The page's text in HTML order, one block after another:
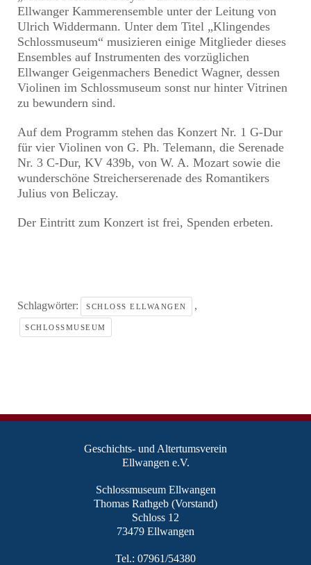
Ellwanger Kammerensemble unter der Leitung von
Ulrich Widdermann. Unter dem Titel „Klingendes
Schlossmuseum“ musizieren einige Mitglieder dieses
Ensembles auf Instrumenten des vorzüglichen
Ellwanger Geigenmachers Benedict Wagner, dessen
Violinen im Schlossmuseum sonst nur hinter Vitrinen
zu bewundern sind.
Auf dem Programm stehen das Konzert Nr. 1 G-Dur
für vier Violinen von G. Ph. Telemann, die Serenade
Nr. 3 C-Dur, KV 439b, von W. A. Mozart sowie die
wunderschöne Streicherserenade des Romantikers
Julius von Beliczay.
Der Eintritt zum Konzert ist frei, Spenden erbeten.
Schlagwörter: SCHLOSS ELLWANGEN ,
SCHLOSSMUSEUM
Geschichts- und Altertumsverein
Ellwangen e.V.
Schlossmuseum Ellwangen
Thomas Rathgeb (Vorstand)
Schloss 12
73479 Ellwangen
Tel.: 07961/54380